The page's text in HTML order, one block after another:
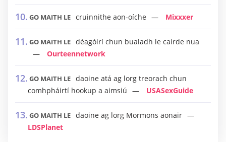
GO MAITH LE cruinnithe aon-oíche Mixxxer
GO MAITH LE déagóirí chun bualadh le cairde nua
Ourteennetwork
GO MAITH LE daoine atá ag lorg treorach chun
comhpháirtí hookup a aimsiú
USASexGuide
GO MAITH LE daoine ag lorg Mormons aonair
LDSPlanet